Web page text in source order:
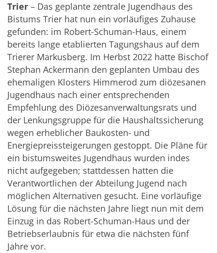
Trier – Das geplante zentrale Jugendhaus des
Bistums Trier hat nun ein vorläufiges Zuhause
gefunden: im Robert-Schuman-Haus, einem
bereits lange etablierten Tagungshaus auf dem
Trierer Markusberg. Im Herbst 2022 hatte Bischof
Stephan Ackermann den geplanten Umbau des
ehemaligen Klosters Himmerod zum diözesanen
Jugendhaus nach einer entsprechenden
Empfehlung des Diözesanverwaltungsrats und
der Lenkungsgruppe für die Haushaltssicherung
wegen erheblicher Baukosten- und
Energiepreissteigerungen gestoppt. Die Pläne für
ein bistumsweites Jugendhaus wurden indes
nicht aufgegeben; stattdessen hatten die
Verantwortlichen der Abteilung Jugend nach
möglichen Alternativen gesucht. Eine vorläufige
Lösung für die nächsten Jahre liegt nun mit dem
Einzug in das Robert-Schuman-Haus und der
Betriebserlaubnis für etwa die nächsten fünf
Jahre vor.